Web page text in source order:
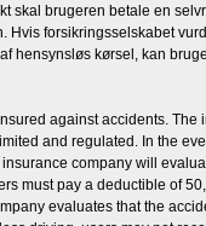
skal brugeren betale en
Hvis forsikringsselskabet
hensynsløs kørsel, kan
against accidents. The
and regulated. In the
company will
must pay a deductible of
evaluates that the